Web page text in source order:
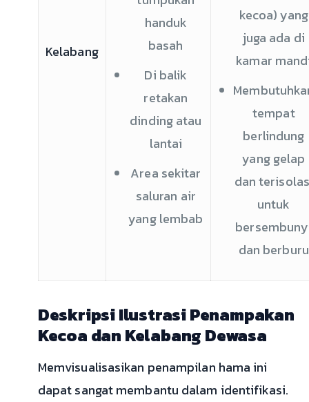
Kelabang
handuk
basah
Di balik
retakan
dinding atau
lantai
Area sekitar
saluran air
yang lembab
kecoa) yang
juga ada di
kamar
tempat
berlindung
yang gelap
dan
untuk
dan berburu
Deskripsi Ilustrasi Penampakan
Kecoa dan Kelabang Dewasa
Memvisualisasikan penampilan hama ini
dapat sangat membantu dalam identifikasi.